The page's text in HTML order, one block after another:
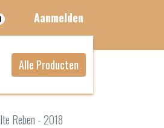
Aanmelden
Alle Producten
Reben - 2018